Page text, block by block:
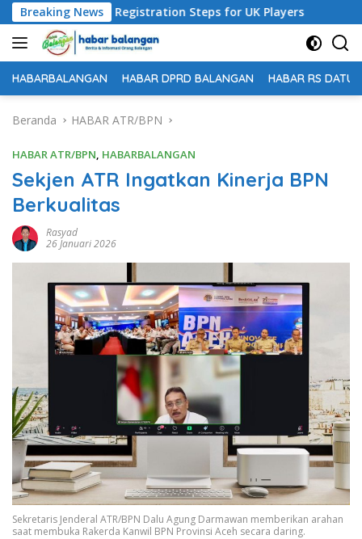
Langsung
ke
konten
Breaking News
Easy Registration Steps for UK Players Pemkab
HABARBALANGAN HABAR DPRD BALANGAN HABAR RS DATU
Beranda HABAR ATR/BPN
HABAR ATR/BPN, HABARBALANGAN
Sekjen ATR Ingatkan Kinerja BPN
Berkualitas
Rasyad
26 Januari 2026
Sekretaris Jenderal ATR/BPN Dalu Agung Darmawan memberikan arahan
saat membuka Rakerda Kanwil BPN Provinsi Aceh secara daring.